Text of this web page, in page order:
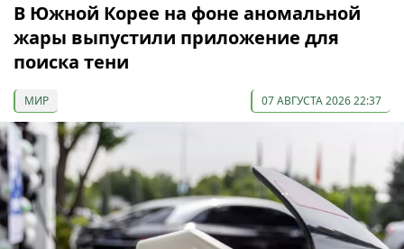
В Южной Корее на фоне аномальной
жары выпустили приложение для
поиска тени
МИР 07 АВГУСТА 2026 22:37